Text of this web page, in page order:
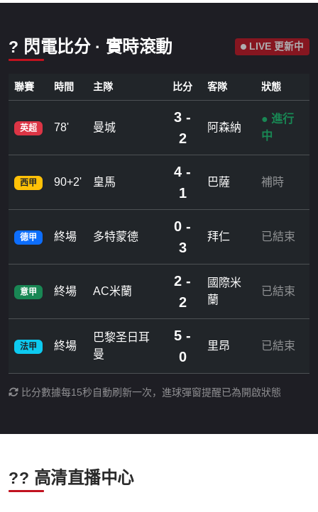
? 閃電比分 · 實時滾動 LIVE 更新中
聯賽 時間 主隊 比分 客隊 狀態
英超 78' 曼城
3 -
2
阿森納
● 進行
中
西甲 90+2' 皇馬
4 -
1
巴薩 補時
德甲 終場 多特蒙德
0 -
3
拜仁 已結束
意甲 終場 AC米蘭
2 -
2
國際米
蘭
已結束
法甲 終場
巴黎圣日耳
曼
5 -
0
里昂 已結束
比分數據每15秒自動刷新一次，進球彈窗提醒已為開啟狀態
?? 高清直播中心